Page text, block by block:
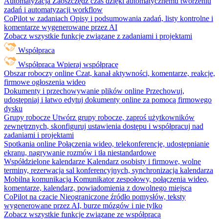
zadań i automatyzacji workflow
CoPilot w zadaniach Opisy i podsumowania zadań, listy kontrolne i
komentarze wygenerowane przez AI
Zobacz wszystkie funkcje związane z zadaniami i projektami
Współpraca
Współpraca Wpieraj współpracę
Obszar roboczy online Czat, kanał aktywności, komentarze, reakcje,
firmowe ogłoszenia wideo
Dokumenty i przechowywanie plików online Przechowuj,
udostępniaj i łatwo edytuj dokumenty online za pomocą firmowego
dysku
Grupy robocze Utwórz grupy robocze, zaproś użytkowników
zewnętrznych, skonfiguruj ustawienia dostępu i współpracuj nad
zadaniami i projektami
Spotkania online Połączenia wideo, telekonferencje, udostępnianie
ekranu, nagrywanie rozmów i tła niestandardowe
Współdzielone kalendarze Kalendarz osobisty i firmowe, wolne
terminy, rezerwacja sal konferencyjnych, synchronizacja kalendarza
Mobilna komunikacja Komunikator zespołowy, połączenia wideo,
komentarze, kalendarz, powiadomienia z dowolnego miejsca
CoPilot na czacie Nieograniczone źródło pomysłów, teksty
wygenerowane przez AI, burze mózgów i nie tylko
Zobacz wszystkie funkcje związane ze współpracą